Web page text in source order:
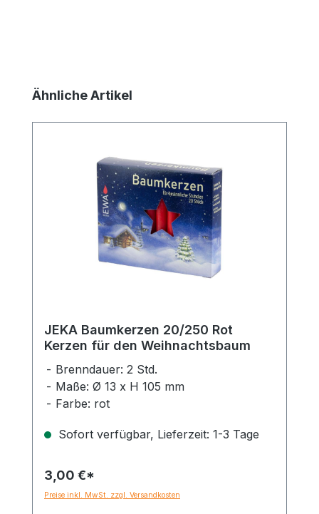
Produktgalerie überspringen
Ähnliche Artikel
JEKA Baumkerzen 20/250 Rot
Kerzen für den Weihnachtsbaum
Brenndauer: 2 Std.
Maße: Ø 13 x H 105 mm
Farbe: rot
Sofort verfügbar, Lieferzeit: 1-3 Tage
3,00 €*
Preise inkl. MwSt. zzgl. Versandkosten